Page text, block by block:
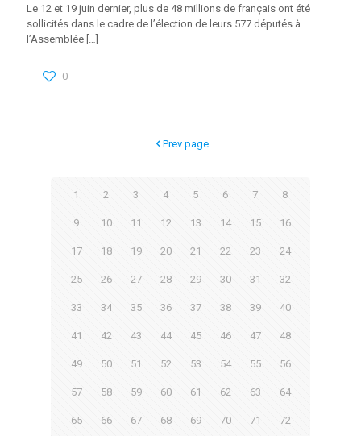
Le 12 et 19 juin dernier, plus de 48 millions de français ont été
sollicités dans le cadre de l’élection de leurs 577 députés à
l’Assemblée […]
0
Prev page
1 2 3 4 5 6 7 8
9 10 11 12 13 14 15 16
17 18 19 20 21 22 23 24
25 26 27 28 29 30 31 32
33 34 35 36 37 38 39 40
41 42 43 44 45 46 47 48
49 50 51 52 53 54 55 56
57 58 59 60 61 62 63 64
65 66 67 68 69 70 71 72